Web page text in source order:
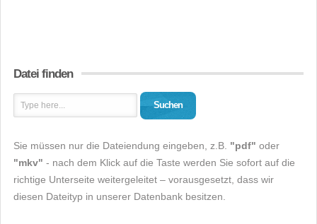
Datei finden
Suchen
Sie müssen nur die Dateiendung eingeben, z.B. "pdf" oder
"mkv" - nach dem Klick auf die Taste werden Sie sofort auf die
richtige Unterseite weitergeleitet – vorausgesetzt, dass wir
diesen Dateityp in unserer Datenbank besitzen.